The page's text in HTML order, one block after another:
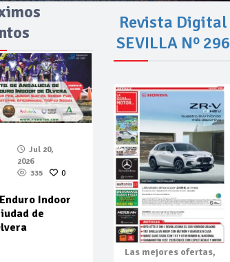
Jul 20,
2026
335
0
Indoor
de
Revista Digital
SEVILLA Nº 296
Las mejores ofertas,